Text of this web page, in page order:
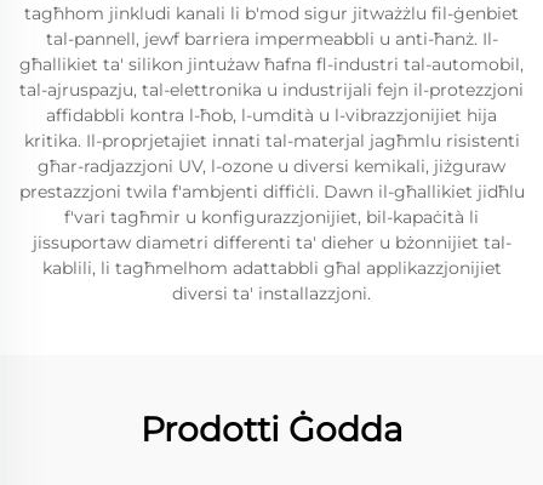
tagħhom jinkludi kanali li b'mod sigur jitważżlu fil-ġenbiet
tal-pannell, jewf barriera impermeabbli u anti-ħanż. Il-
għallikiet ta' silikon jintużaw ħafna fl-industri tal-automobil,
tal-ajruspazju, tal-elettronika u industrijali fejn il-protezzjoni
affidabbli kontra l-ħob, l-umdità u l-vibrazzjonijiet hija
kritika. Il-proprjetajiet innati tal-materjal jagħmlu risistenti
għar-radjazzjoni UV, l-ozone u diversi kemikali, jiżguraw
prestazzjoni twila f'ambjenti diffiċli. Dawn il-għallikiet jidħlu
f'vari tagħmir u konfigurazzjonijiet, bil-kapaċità li
jissuportaw diametri differenti ta' dieher u bżonnijiet tal-
kablili, li tagħmelhom adattabbli għal applikazzjonijiet
diversi ta' installazzjoni.
Prodotti Ġodda